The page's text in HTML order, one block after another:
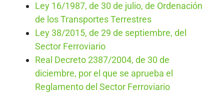
Ley 16/1987, de 30 de julio, de Ordenación
de los Transportes Terrestres
Ley 38/2015, de 29 de septiembre, del
Sector Ferroviario
Real Decreto 2387/2004, de 30 de
diciembre, por el que se aprueba el
Reglamento del Sector Ferroviario